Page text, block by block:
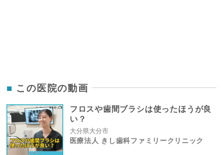
この医院の動画
フロスや歯間ブラシは使ったほうが良
い？
大分県大分市
医療法人 きし歯科ファミリークリニック